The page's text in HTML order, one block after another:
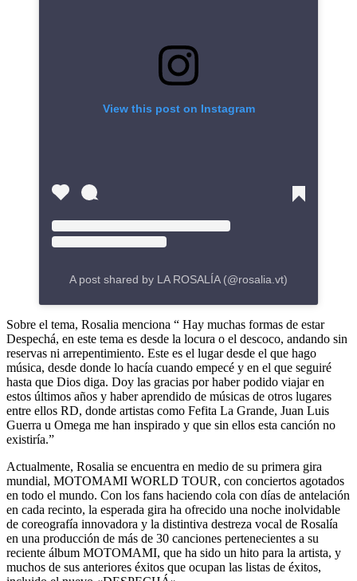
View this post on Instagram
A post shared by LA ROSALÍA (@rosalia.vt)
Sobre el tema, Rosalia menciona “ Hay muchas formas de estar
Despechá, en este tema es desde la locura o el descoco, andando sin
reservas ni arrepentimiento. Este es el lugar desde el que hago
música, desde donde lo hacía cuando empecé y en el que seguiré
hasta que Dios diga. Doy las gracias por haber podido viajar en
estos últimos años y haber aprendido de músicas de otros lugares
entre ellos RD, donde artistas como Fefita La Grande, Juan Luis
Guerra u Omega me han inspirado y que sin ellos esta canción no
existiría.”
Actualmente, Rosalia se encuentra en medio de su primera gira
mundial, MOTOMAMI WORLD TOUR, con conciertos agotados
en todo el mundo. Con los fans haciendo cola con días de antelación
en cada recinto, la esperada gira ha ofrecido una noche inolvidable
de coreografía innovadora y la distintiva destreza vocal de Rosalía
en una producción de más de 30 canciones pertenecientes a su
reciente álbum MOTOMAMI, que ha sido un hito para la artista, y
muchos de sus anteriores éxitos que ocupan las listas de éxitos,